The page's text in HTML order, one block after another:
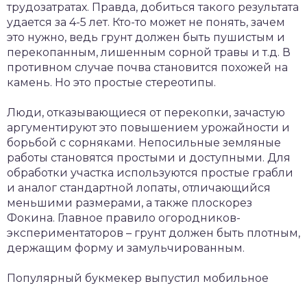
трудозатратах. Правда, добиться такого результата
удается за 4-5 лет. Кто-то может не понять, зачем
это нужно, ведь грунт должен быть пушистым и
перекопанным, лишенным сорной травы и т.д. В
противном случае почва становится похожей на
камень. Но это простые стереотипы.
Люди, отказывающиеся от перекопки, зачастую
аргументируют это повышением урожайности и
борьбой с сорняками. Непосильные земляные
работы становятся простыми и доступными. Для
обработки участка используются простые грабли
и аналог стандартной лопаты, отличающийся
меньшими размерами, а также плоскорез
Фокина. Главное правило огородников-
экспериментаторов – грунт должен быть плотным,
держащим форму и замульчированным.
Популярный букмекер выпустил мобильное